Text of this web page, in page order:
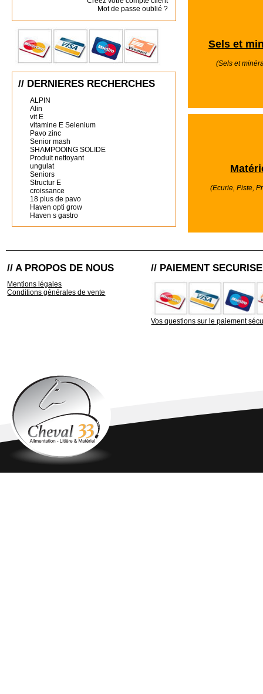
Mot de passe oublié ?
// DERNIERES RECHERCHES
ALPIN
Alin
vit E
vitamine E Selenium
Pavo zinc
Senior mash
SHAMPOOING SOLIDE
Produit nettoyant
ungulat
Seniors
Structur E
croissance
18 plus de pavo
Haven opti grow
Haven s gastro
Sels et
(Sels et
(Ecurie, Piste,
// A PROPOS DE NOUS
Mentions légales
Conditions générales de vente
// PAIEMENT SECURISE
Vos questions sur le paiement